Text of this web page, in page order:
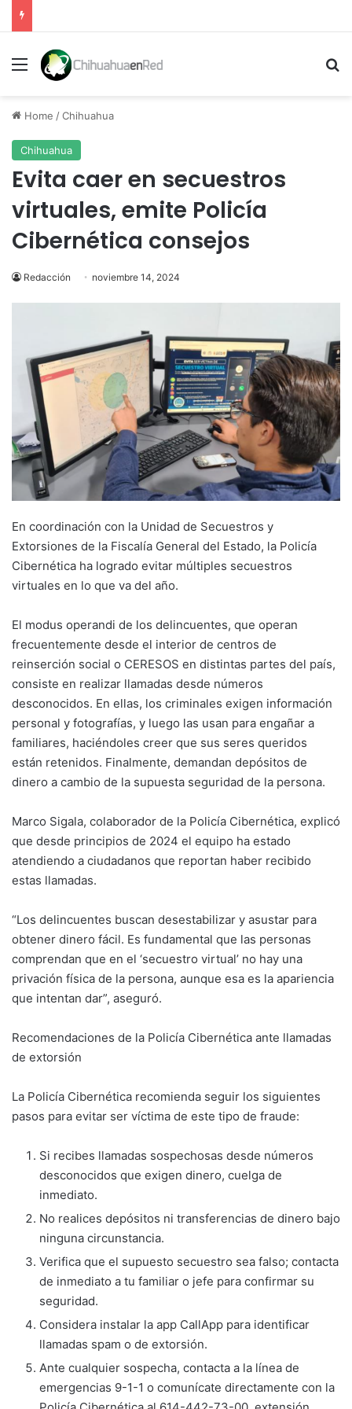
Menu
Home /Chihuahua
Chihuahua
Evita caer en secuestros
virtuales, emite Policía
Cibernética consejos
Redacción noviembre 14, 2024
En coordinación con la Unidad de Secuestros y
Extorsiones de la Fiscalía General del Estado, la Policía
Cibernética ha logrado evitar múltiples secuestros
virtuales en lo que va del año.
El modus operandi de los delincuentes, que operan
frecuentemente desde el interior de centros de
reinserción social o CERESOS en distintas partes del país,
consiste en realizar llamadas desde números
desconocidos. En ellas, los criminales exigen información
personal y fotografías, y luego las usan para engañar a
familiares, haciéndoles creer que sus seres queridos
están retenidos. Finalmente, demandan depósitos de
dinero a cambio de la supuesta seguridad de la persona.
Marco Sigala, colaborador de la Policía Cibernética, explicó
que desde principios de 2024 el equipo ha estado
atendiendo a ciudadanos que reportan haber recibido
estas llamadas.
“Los delincuentes buscan desestabilizar y asustar para
obtener dinero fácil. Es fundamental que las personas
comprendan que en el ‘secuestro virtual’ no hay una
privación física de la persona, aunque esa es la apariencia
que intentan dar”, aseguró.
Recomendaciones de la Policía Cibernética ante llamadas
de extorsión
La Policía Cibernética recomienda seguir los siguientes
pasos para evitar ser víctima de este tipo de fraude:
Si recibes llamadas sospechosas desde números
desconocidos que exigen dinero, cuelga de
inmediato.
No realices depósitos ni transferencias de dinero bajo
ninguna circunstancia.
Verifica que el supuesto secuestro sea falso; contacta
de inmediato a tu familiar o jefe para confirmar su
seguridad.
Considera instalar la app CallApp para identificar
llamadas spam o de extorsión.
Ante cualquier sospecha, contacta a la línea de
emergencias 9-1-1 o comunícate directamente con la